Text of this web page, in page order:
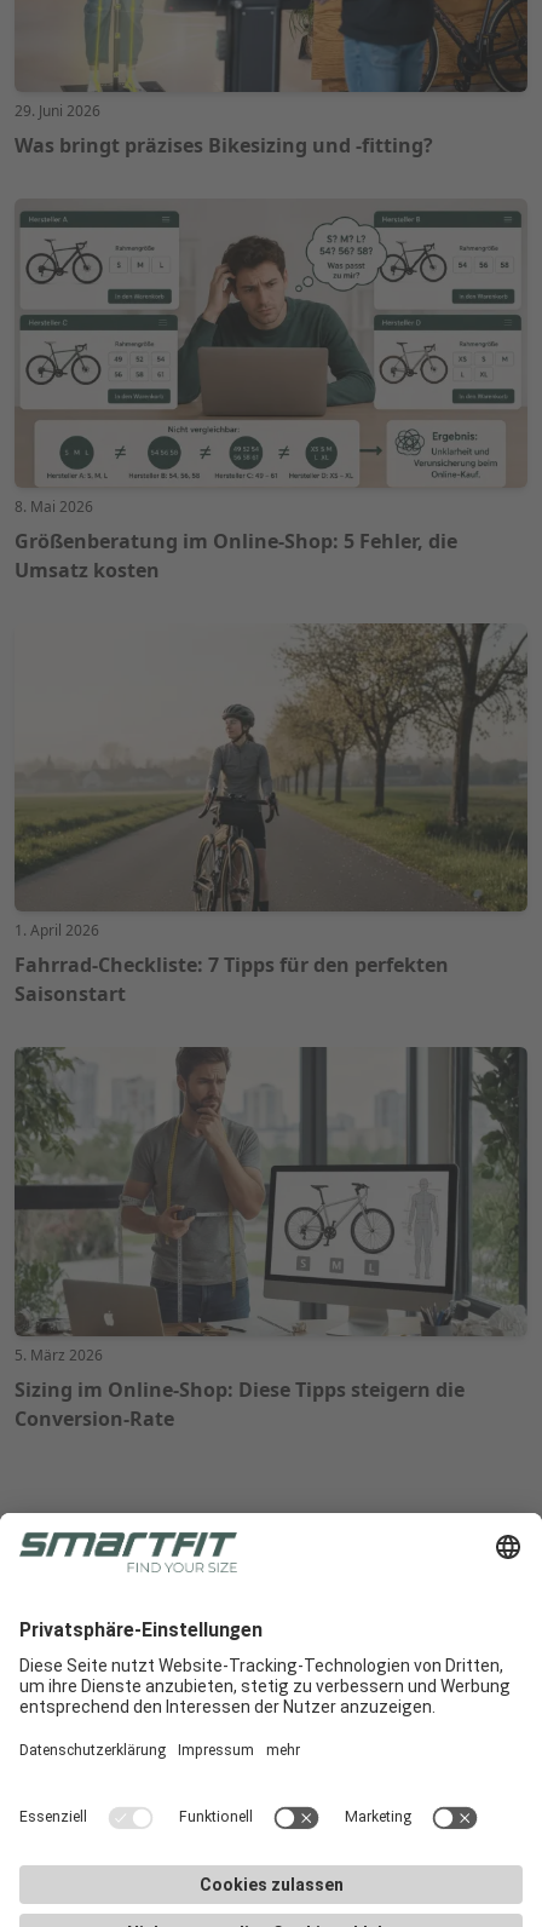
29. Juni 2026
Was bringt präzises Bikesizing und -fitting?
8. Mai 2026
Größenberatung im Online-Shop: 5 Fehler, die
Umsatz kosten
1. April 2026
Fahrrad-Checkliste: 7 Tipps für den perfekten
Saisonstart
5. März 2026
Sizing im Online-Shop: Diese Tipps steigern die
Conversion-Rate
Radlabor GmbH
Smartfit
E-Commerce
Demo buchen
Newsletter
Support
Support
Downloads
Marketingmaterialien
FAQ
Rechtliche Hinweise
AGB
Datenschutz
Cookie Einstellungen